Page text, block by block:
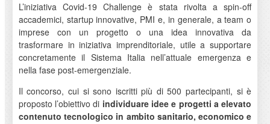
L’iniziativa Covid-19 Challenge è stata rivolta a spin-off
accademici, startup innovative, PMI e, in generale, a team o
imprese con un progetto o una idea innovativa da
trasformare in iniziativa imprenditoriale, utile a supportare
concretamente il Sistema Italia nell’attuale emergenza e
nella fase post-emergenziale.
Il concorso, cui si sono iscritti più di 500 partecipanti, si è
proposto l’obiettivo di individuare idee e progetti a elevato
contenuto tecnologico in ambito sanitario, economico e